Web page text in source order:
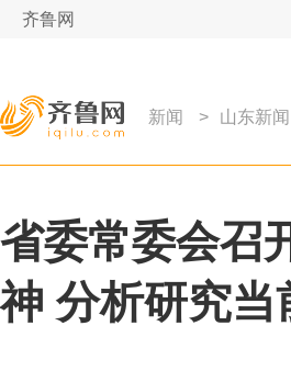
齐鲁网
新闻 > 山东新闻
省委常委会召
神 分析研究